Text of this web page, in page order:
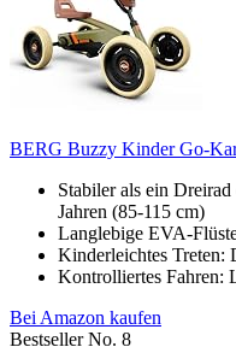
BERG Buzzy Kinder Go-
Stabiler als ein
Jahren (85-115 cm)
Langlebige EVA-
Kinderleichtes Treten:
Kontrolliertes Fahren:
Bei Amazon kaufen
Bestseller No. 8